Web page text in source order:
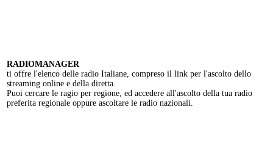
RADIOMANAGER
ti offre l'elenco delle radio Italiane, compreso il link per l'ascolto dello
streaming online e della diretta.
Puoi cercare le ragio per regione, ed accedere all'ascolto della tua radio
preferita regionale oppure ascoltare le radio nazionali.